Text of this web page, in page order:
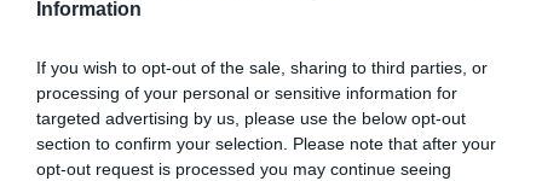
Information
If you wish to opt-out of the sale, sharing to third parties, or
processing of your personal or sensitive information for
targeted advertising by us, please use the below opt-out
section to confirm your selection. Please note that after your
opt-out request is processed you may continue seeing
ΑΘΛΗΤΙΚΑ
Νέα Υόρκη: Χιλιάδες οπαδοί των Νικς
γιόρτασαν τον τίτλο στους δρόμους (Βίντεο)